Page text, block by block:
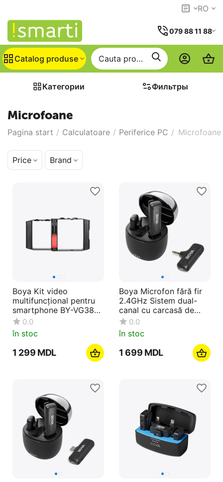
RO
079 88 11 88
Catalog produse
Категории Фильтры
Microfoane
Pagina start / Calculatoare / Periferice PC / Microfoane
Price Brand
Boya Kit video
multifuncțional pentru
smartphone BY-VG380,
negru
0.0
în stoc
1 299 MDL
Boya Microfon fără fir
2.4GHz Sistem dual-
canal cu carcasă de
încărcare (BY-WM3T-
U2), 3,0 Jack, negru
0.0
în stoc
1 699 MDL